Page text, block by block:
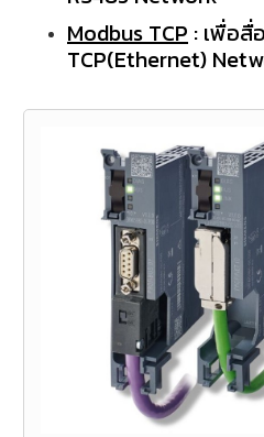
Modbus TCP : เพื่อสื่
TCP(Ethernet)